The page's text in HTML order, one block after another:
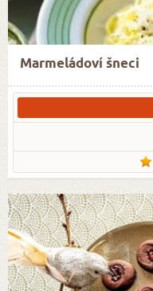
Marmeládoví šneci